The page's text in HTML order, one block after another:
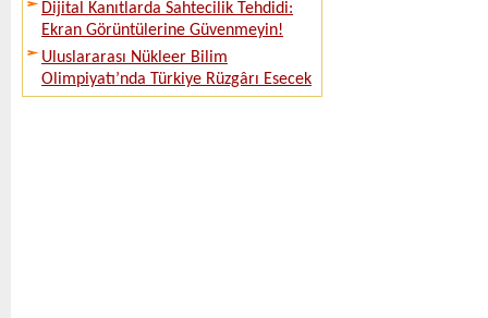
Dijital Kanıtlarda Sahtecilik Tehdidi:
Ekran Görüntülerine Güvenmeyin!
Uluslararası Nükleer Bilim
Olimpiyatı’nda Türkiye Rüzgârı Esecek